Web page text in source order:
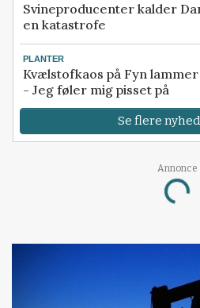
Svineproducenter kalder
en katastrofe
PLANTER
Kvælstofkaos på Fyn
- Jeg føler mig pisset på
Se flere
Annonce
Loading...